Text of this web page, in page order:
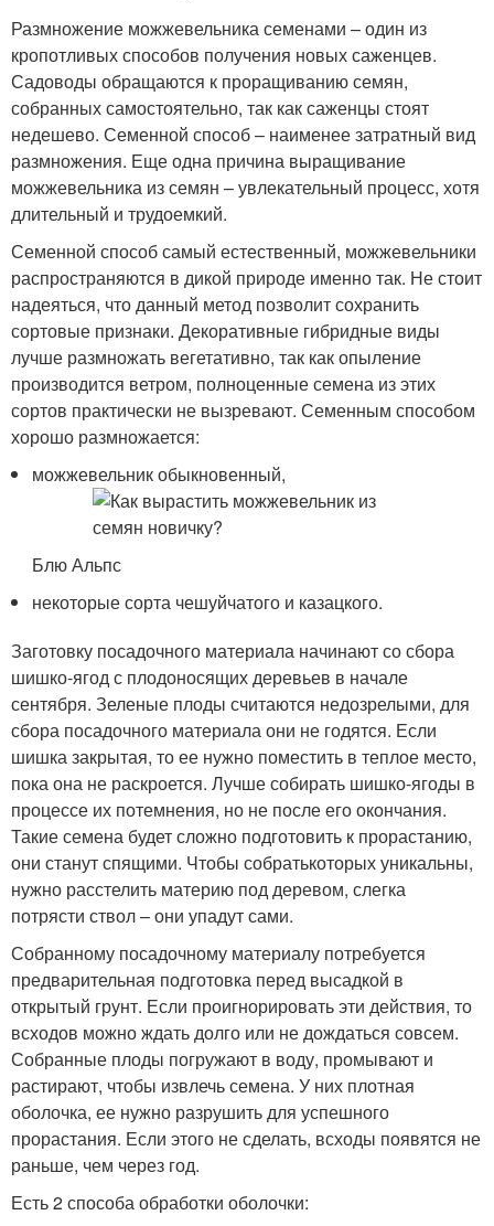
Размножение можжевельника семенами – один из
кропотливых способов получения новых саженцев.
Садоводы обращаются к проращиванию семян,
собранных самостоятельно, так как саженцы стоят
недешево. Семенной способ – наименее затратный вид
размножения. Еще одна причина выращивание
можжевельника из семян – увлекательный процесс, хотя
длительный и трудоемкий.
Семенной способ самый естественный, можжевельники
распространяются в дикой природе именно так. Не стоит
надеяться, что данный метод позволит сохранить
сортовые признаки. Декоративные гибридные виды
лучше размножать вегетативно, так как опыление
производится ветром, полноценные семена из этих
сортов практически не вызревают. Семенным способом
хорошо размножается:
можжевельник обыкновенный,
Блю Альпс
некоторые сорта чешуйчатого и казацкого.
Заготовку посадочного материала начинают со сбора
шишко-ягод с плодоносящих деревьев в начале
сентября. Зеленые плоды считаются недозрелыми, для
сбора посадочного материала они не годятся. Если
шишка закрытая, то ее нужно поместить в теплое место,
пока она не раскроется. Лучше собирать шишко-ягоды в
процессе их потемнения, но не после его окончания.
Такие семена будет сложно подготовить к прорастанию,
они станут спящими. Чтобы собратькоторых уникальны,
нужно расстелить материю под деревом, слегка
потрясти ствол – они упадут сами.
Собранному посадочному материалу потребуется
предварительная подготовка перед высадкой в
открытый грунт. Если проигнорировать эти действия, то
всходов можно ждать долго или не дождаться совсем.
Собранные плоды погружают в воду, промывают и
растирают, чтобы извлечь семена. У них плотная
оболочка, ее нужно разрушить для успешного
прорастания. Если этого не сделать, всходы появятся не
раньше, чем через год.
Есть 2 способа обработки оболочки: